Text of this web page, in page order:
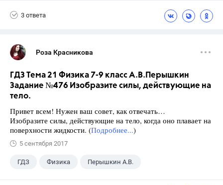
3 ответа
Роза Красникова
ГДЗ Тема 21 Физика 7-9 класс А.В.Перышкин
Задание №476 Изобразите силы, действующие на
тело.
Привет всем! Нужен ваш совет, как отвечать…
Изобразите силы, действующие на тело, когда оно плавает на
поверхности жидкости. (Подробнее...)
5 сентября 2017
ГДЗ Физика Перышкин А.В.